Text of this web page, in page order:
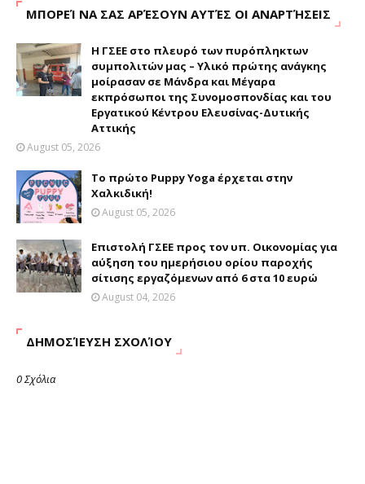
ΜΠΟΡΕΊ ΝΑ ΣΑΣ ΑΡΈΣΟΥΝ ΑΥΤΈΣ ΟΙ ΑΝΑΡΤΉΣΕΙΣ
H ΓΣΕΕ στο πλευρό των πυρόπληκτων
συμπολιτών μας – Υλικό πρώτης ανάγκης
μοίρασαν σε Μάνδρα και Μέγαρα
εκπρόσωποι της Συνομοσπονδίας και του
Εργατικού Κέντρου Ελευσίνας-Δυτικής
Αττικής
August 05, 2026
Το πρώτο Puppy Yoga έρχεται στην
Χαλκιδική!
August 05, 2026
Επιστολή ΓΣΕΕ προς τον υπ. Οικονομίας για
αύξηση του ημερήσιου ορίου παροχής
σίτισης εργαζόμενων από 6 στα 10 ευρώ
August 04, 2026
ΔΗΜΟΣΊΕΥΣΗ ΣΧΟΛΊΟΥ
0 Σχόλια